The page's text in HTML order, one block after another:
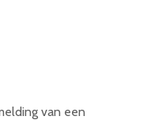
van een